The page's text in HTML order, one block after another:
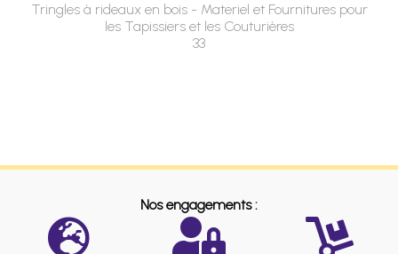
Tringles à rideaux en bois - Materiel et Fournitures pour
les Tapissiers et les Couturières
33
Nos engagements :